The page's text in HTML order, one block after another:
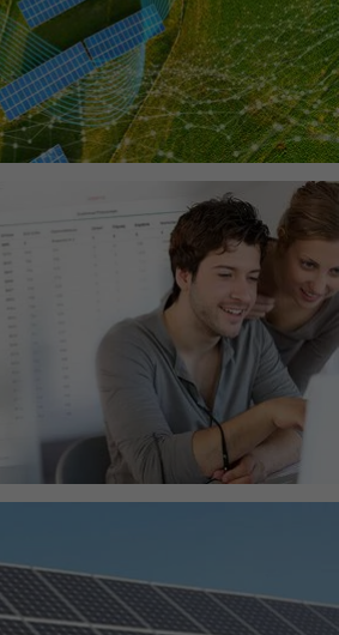
Mehr erfahren »